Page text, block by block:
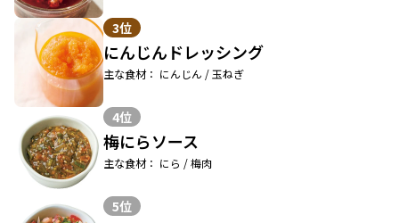
3位
にんじんドレッシング
主な食材： にんじん / 玉ねぎ
4位
梅にらソース
主な食材： にら / 梅肉
5位